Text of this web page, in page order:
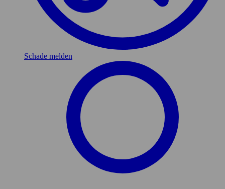
Schade melden